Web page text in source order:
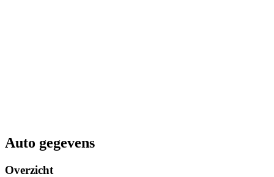
Auto gegevens
Overzicht